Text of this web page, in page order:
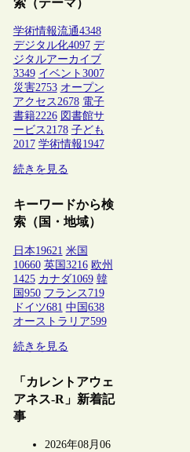
学術情報流通4348
デジタル化4097 デ
ジタルアーカイブ
3349 イベント 3007
災害2753 オープン
アクセス2678 電子
書籍2226 図書館サ
ービス2178 子ども
2017 学術情報1947
続きを見る
キーワードから検
索（国・地域）
日本19621 米国
10660 英国3216 欧州
1425 カナダ1069 韓
国950 フランス 719
ドイツ681 中国638
オーストラリア599
続きを見る
「カレントアウェ
アネス-R」新着記
事
2026年08月06